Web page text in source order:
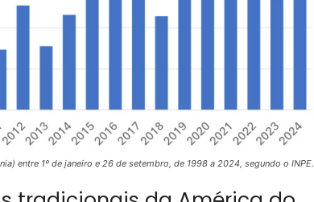
entre 1º de janeiro e 26 de setembro, de 1998 a 2024, segundo o INPE.